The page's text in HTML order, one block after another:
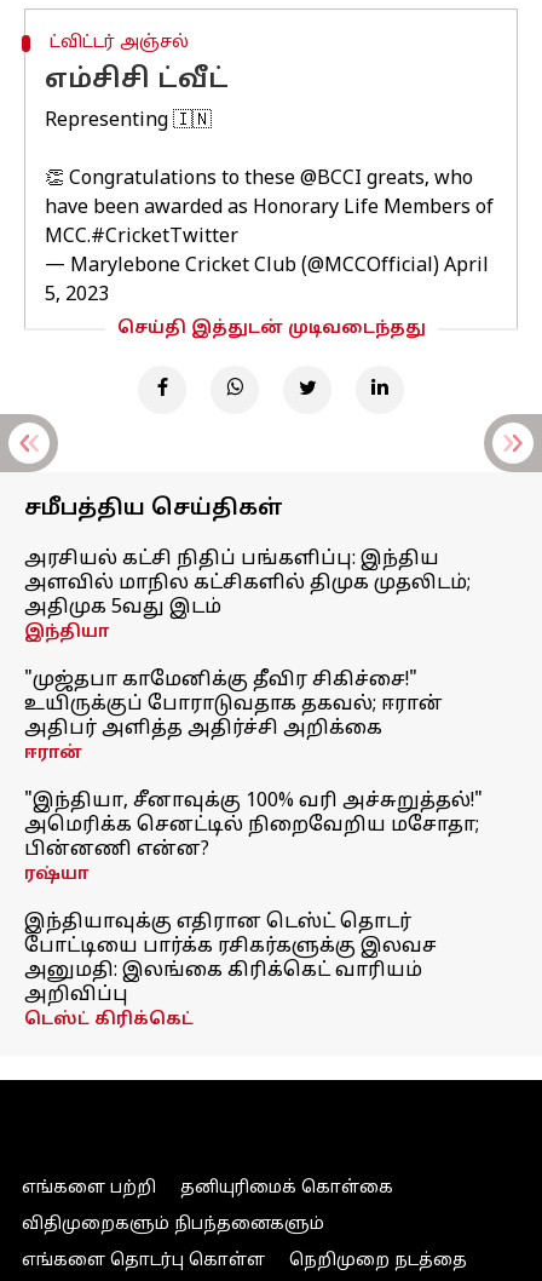
ட்விட்டர் அஞ்சல்
எம்சிசி ட்வீட்
Representing 🇮🇳
👏 Congratulations to these @BCCI greats, who
have been awarded as Honorary Life Members of
MCC.#CricketTwitter
— Marylebone Cricket Club (@MCCOfficial) April
5, 2023
செய்தி இத்துடன் முடிவடைந்தது
சமீபத்திய செய்திகள்
அரசியல் கட்சி நிதிப் பங்களிப்பு: இந்திய
அளவில் மாநில கட்சிகளில் திமுக முதலிடம்;
அதிமுக 5வது இடம்
இந்தியா
"முஜ்தபா காமேனிக்கு தீவிர சிகிச்சை!"
உயிருக்குப் போராடுவதாக தகவல்; ஈரான்
அதிபர் அளித்த அதிர்ச்சி அறிக்கை
ஈரான்
"இந்தியா, சீனாவுக்கு 100% வரி அச்சுறுத்தல்!"
அமெரிக்க செனட்டில் நிறைவேறிய மசோதா;
பின்னணி என்ன?
ரஷ்யா
இந்தியாவுக்கு எதிரான டெஸ்ட் தொடர்
போட்டியை பார்க்க ரசிகர்களுக்கு இலவச
அனுமதி: இலங்கை கிரிக்கெட் வாரியம்
அறிவிப்பு
டெஸ்ட் கிரிக்கெட்
எங்களை பற்றி
தனியுரிமைக் கொள்கை
விதிமுறைகளும் நிபந்தனைகளும்
எங்களை தொடர்பு கொள்ள
நெறிமுறை நடத்தை